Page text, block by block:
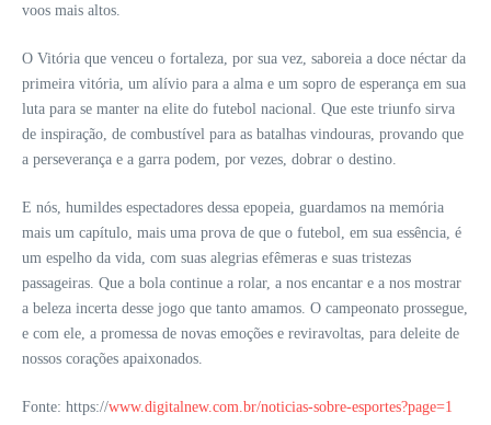
voos mais altos.
O Vitória que venceu o fortaleza, por sua vez, saboreia a doce néctar da
primeira vitória, um alívio para a alma e um sopro de esperança em sua
luta para se manter na elite do futebol nacional. Que este triunfo sirva
de inspiração, de combustível para as batalhas vindouras, provando que
a perseverança e a garra podem, por vezes, dobrar o destino.
E nós, humildes espectadores dessa epopeia, guardamos na memória
mais um capítulo, mais uma prova de que o futebol, em sua essência, é
um espelho da vida, com suas alegrias efêmeras e suas tristezas
passageiras. Que a bola continue a rolar, a nos encantar e a nos mostrar
a beleza incerta desse jogo que tanto amamos. O campeonato prossegue,
e com ele, a promessa de novas emoções e reviravoltas, para deleite de
nossos corações apaixonados.
Fonte: https://www.digitalnew.com.br/noticias-sobre-esportes?page=1